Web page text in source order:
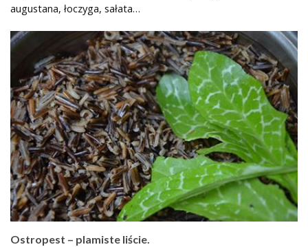
augustana, łoczyga, sałata…
Ostropest – plamiste liście.